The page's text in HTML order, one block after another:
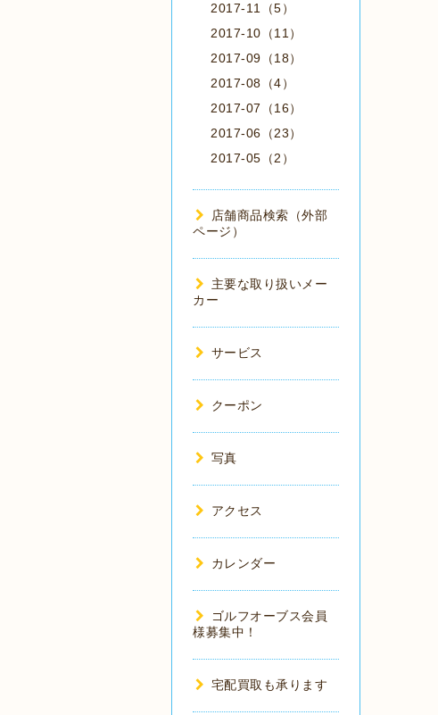
2017-11（5）
2017-10（11）
2017-09（18）
2017-08（4）
2017-07（16）
2017-06（23）
2017-05（2）
店舗商品検索（外部
ページ）
主要な取り扱いメー
カー
サービス
クーポン
写真
アクセス
カレンダー
ゴルフオーブス会員
様募集中！
宅配買取も承ります